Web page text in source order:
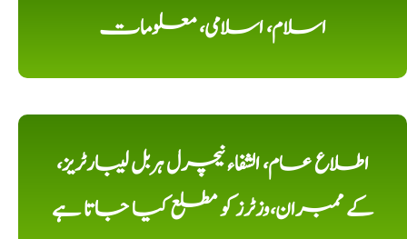
اسلام، اسلامی، معلومات
اطلاع عام، الشفاء نیچرل ہربل لیبارٹریز،
کے ممبران،وزٹرز کو مطلع کیا جاتا ہے